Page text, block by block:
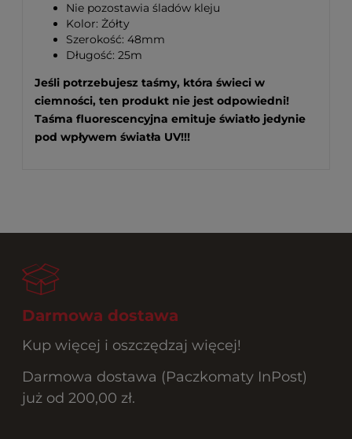
Nie pozostawia śladów kleju
Kolor: Żółty
Szerokość: 48mm
Długość: 25m
Jeśli potrzebujesz taśmy, która świeci w
ciemności, ten produkt nie jest odpowiedni!
Taśma fluorescencyjna emituje światło jedynie
pod wpływem światła UV!!!
Darmowa dostawa
Kup więcej i oszczędzaj więcej!
Darmowa dostawa (Paczkomaty InPost)
już od 200,00 zł.